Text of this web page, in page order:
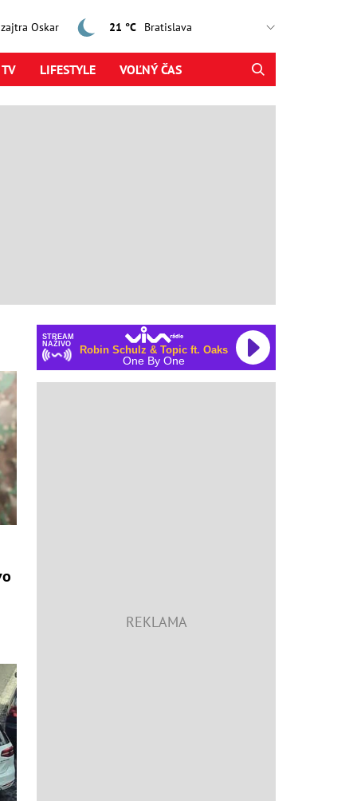
Oskar 21 °C
LIFESTYLE VOĽNÝ ČAS
STREAM
NAŽIVO
Robin Schulz & Topic ft. Oaks
One By One